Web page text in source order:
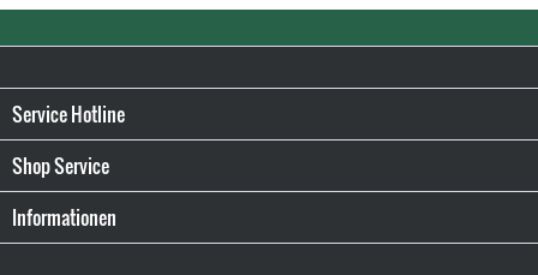
Service Hotline
Shop Service
Informationen